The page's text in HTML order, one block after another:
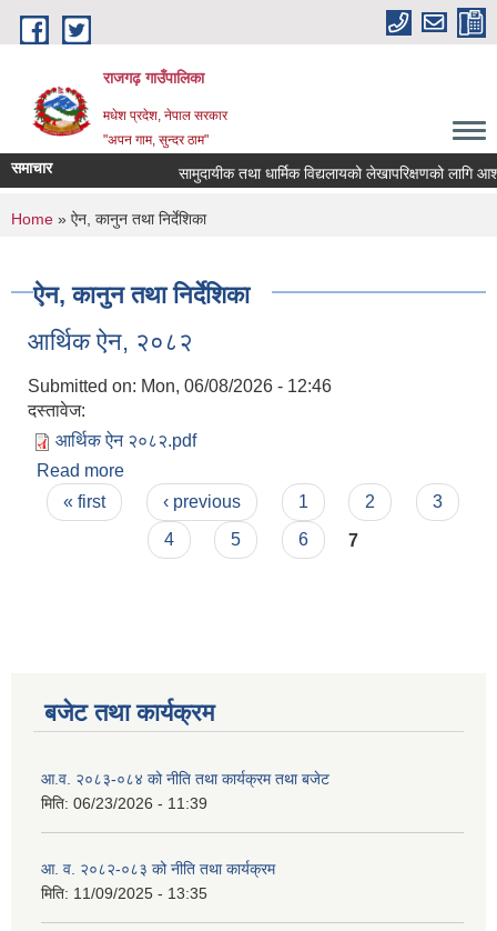
Skip to main content
राजगढ़ गाउँपालिका
मधेश प्रदेश, नेपाल सरकार
"अपन गाम, सुन्दर ठाम"
समाचार सामुदायीक तथा धार्मिक विद्यलायको लेखापरिक्षणको लागि
You are here
Home » ऐन, कानुन तथा निर्देशिका
ऐन, कानुन तथा निर्देशिका
आर्थिक ऐन, २०८२
Submitted on: Mon, 06/08/2026 - 12:46
दस्तावेज:
आर्थिक ऐन २०८२.pdf
Read more
Pages
« first ‹ previous 1 2
3
4
5 6 7
बजेट तथा कार्यक्रम
आ.व. २०८३-०८४ को नीति तथा कार्यक्रम तथा बजेट
मिति: 06/23/2026 - 11:39
आ. व. २०८२-०८३ को नीति तथा कार्यक्रम
मिति: 11/09/2025 - 13:35